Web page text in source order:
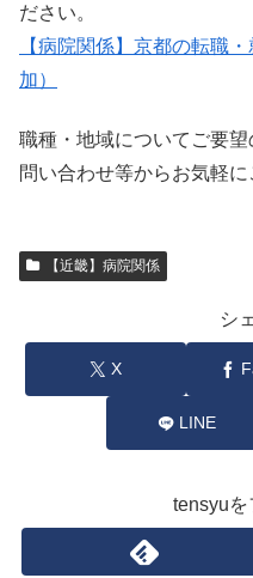
ださい。
【病院関係】京都の転職
加）
職種・地域についてご要
問い合わせ等からお気軽に
【近畿】病院関係
シ
X
LINE
tensyuを